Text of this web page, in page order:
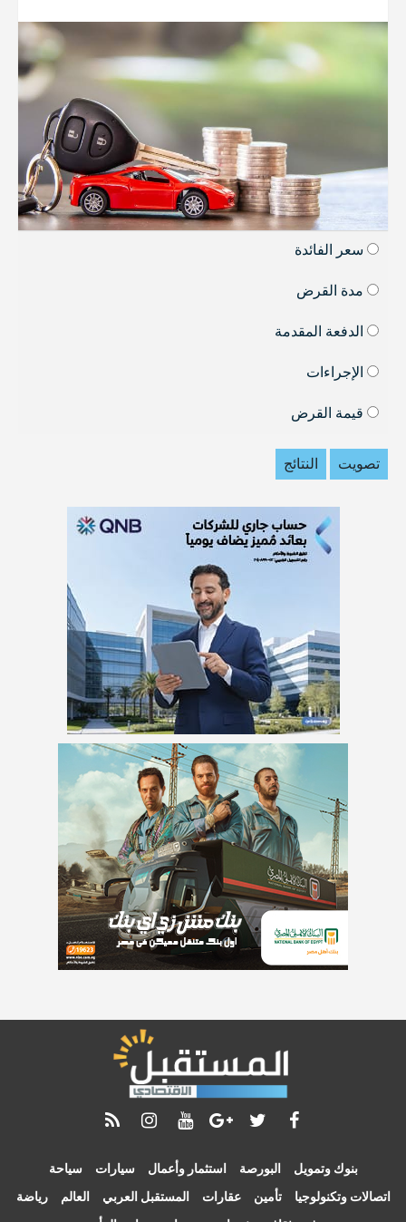
سعر الفائدة
مدة القرض
الدفعة المقدمة
الإجراءات
قيمة القرض
تصويت النتائج
بنوك وتمويل البورصة استثمار وأعمال سيارات
سياحة
اتصالات وتكنولوجيا
تأمين عقارات المستقبل العربي العالم
رياضة